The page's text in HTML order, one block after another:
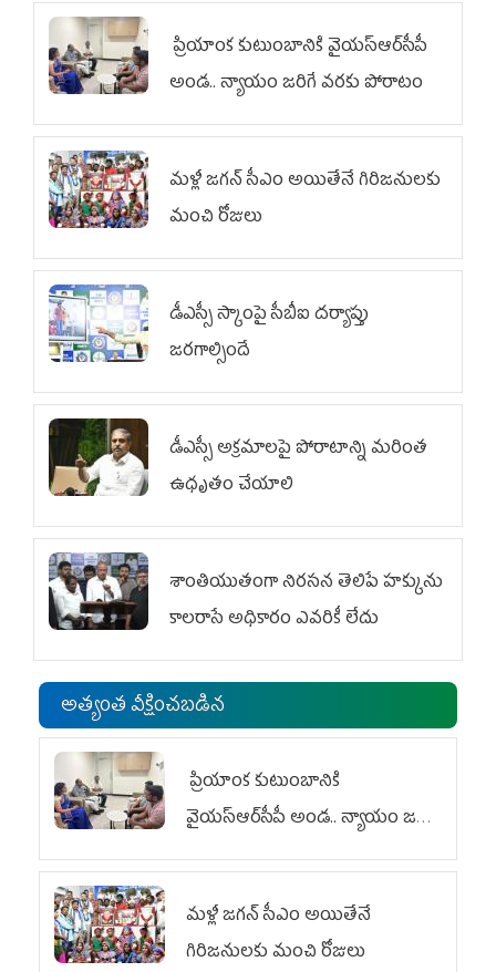
ప్రియాంక కుటుంబానికి వైయ‌స్ఆర్‌సీపీ
అండ.. న్యాయం జరిగే వరకు పోరాటం
మళ్లీ జగన్ సీఎం అయితేనే గిరిజనులకు
మంచి రోజులు
డీఎస్సీ స్కాంపై సీబీఐ దర్యాప్తు
జరగాల్సిందే
డీఎస్సీ అక్రమాలపై పోరాటాన్ని మరింత
ఉధృతం చేయాలి
శాంతియుతంగా నిరసన తెలిపే హక్కును
కాలరాసే అధికారం ఎవరికీ లేదు
అత్యంత వీక్షించబడిన
ప్రియాంక కుటుంబానికి
వైయ‌స్ఆర్‌సీపీ అండ.. న్యాయం జరిగే
వరకు పోరాటం
మళ్లీ జగన్ సీఎం అయితేనే
గిరిజనులకు మంచి రోజులు